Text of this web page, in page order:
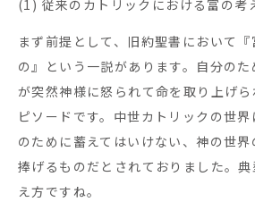
(1) 従来のカトリックにおける富の考
まず前提として、旧約聖書において
の』という一説があります。自分の
が突然神様に怒られて命を取り上げ
ピソードです。中世カトリックの世
のために蓄えてはいけない、神の世
捧げるものだとされておりました。
え方ですね。